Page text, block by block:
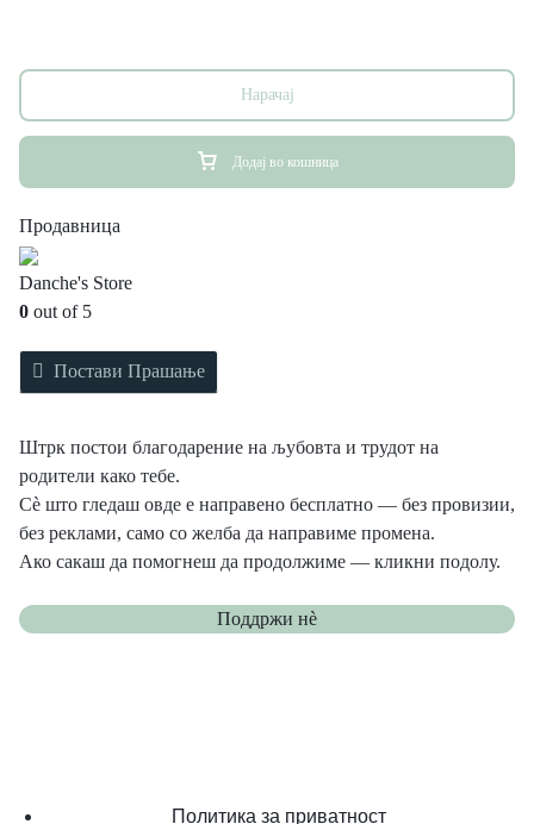
Додај во кошница
Нарачај
Продавница
Danche's Store
0 out of 5
Постави Прашање
Штрк постои благодарение на љубовта и трудот на
родители како тебе.
Сè што гледаш овде е направено бесплатно — без провизии,
без реклами, само со желба да направиме промена.
Ако сакаш да помогнеш да продолжиме — кликни подолу.
Поддржи нѐ
Политика за приватност